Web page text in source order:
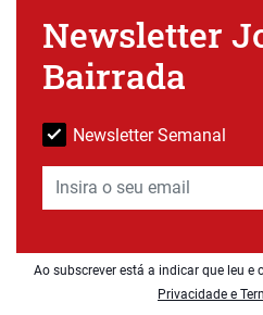
Newsletter
Bairrada
Newsletter Semanal
Ao subscrever está a indicar que leu e
Privacidade e